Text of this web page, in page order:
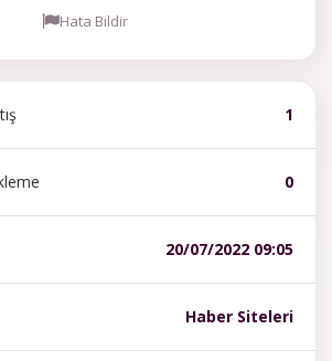
Hata Bildir
1
0
20/07/2022 09:05
Haber Siteleri